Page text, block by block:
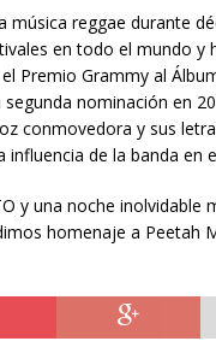
reggae durante
en todo el mundo y
Premio Grammy al
nominación en
conmovedora y sus
de la banda en
y una noche inolvidable
homenaje a Peetah